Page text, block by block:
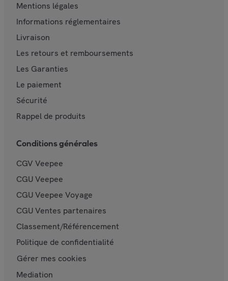
Mentions légales
Informations réglementaires
Livraison
Les retours et remboursements
Les Garanties
Le paiement
Sécurité
Rappel de produits
Conditions générales
CGV Veepee
CGU Veepee
CGU Veepee Voyage
CGU Ventes partenaires
Classement/Référencement
Politique de confidentialité
Gérer mes cookies
Mediation